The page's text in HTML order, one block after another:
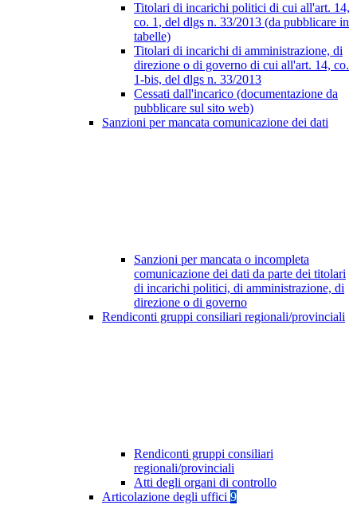
Titolari di incarichi politici di cui all'art. 14,
co. 1, del dlgs n. 33/2013 (da pubblicare in
tabelle)
Titolari di incarichi di amministrazione, di
direzione o di governo di cui all'art. 14, co.
1-bis, del dlgs n. 33/2013
Cessati dall'incarico (documentazione da
pubblicare sul sito web)
Sanzioni per mancata comunicazione dei dati
Sanzioni per mancata o incompleta
comunicazione dei dati da parte dei titolari
di incarichi politici, di amministrazione, di
direzione o di governo
Rendiconti gruppi consiliari regionali/provinciali
Rendiconti gruppi consiliari
regionali/provinciali
Atti degli organi di controllo
Articolazione degli uffici 9